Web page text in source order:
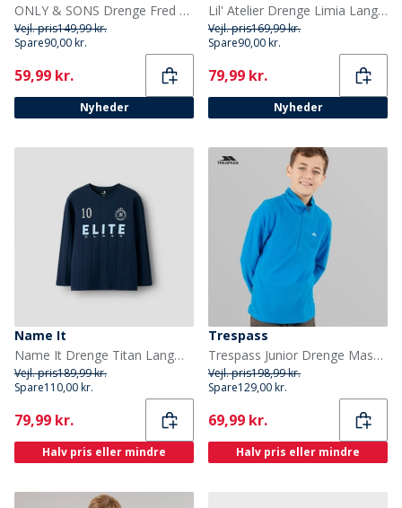
ONLY & SONS Drenge Fred Liv T Shirt Desert Taupe
Vejl. pris149,99 kr.
Spare90,00 kr.
Current
59,99 kr.
Nyheder
Lil' Atelier Drenge Limia Langærmet T-shirt Turtledove
Vejl. pris169,99 kr.
Spare90,00 kr.
Current
79,99 kr.
Nyheder
Name It
Name It Drenge Titan Langærmet T-shirt Navy Blazer
Vejl. pris189,99 kr.
Spare110,00 kr.
Current
79,99 kr.
Halv pris eller mindre
Trespass
Trespass Junior Drenge Masonville 1/2 Lynlås Mikro Fleece Kobolt
Vejl. pris198,99 kr.
Spare129,00 kr.
Current
69,99 kr.
Halv pris eller mindre